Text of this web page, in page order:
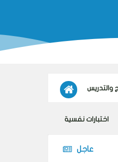
والتدريس
اختبارات نفسية
عاجل